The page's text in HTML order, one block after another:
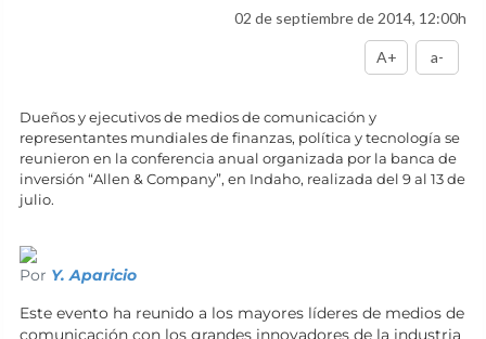
02 de septiembre de 2014, 12:00h
A+ a-
Dueños y ejecutivos de medios de comunicación y
representantes mundiales de finanzas, política y tecnología se
reunieron en la conferencia anual organizada por la banca de
inversión “Allen & Company”, en Indaho, realizada del 9 al 13 de
julio.
Por Y. Aparicio
Este evento ha reunido a los mayores líderes de medios de
comunicación con los grandes innovadores de la industria